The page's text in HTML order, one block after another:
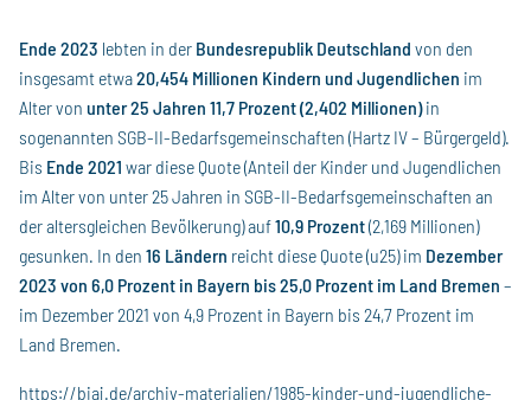
Ende 2023 lebten in der Bundesrepublik Deutschland von den
insgesamt etwa20,454 Millionen Kindern und Jugendlichen im
Alter von unter 25 Jahren 11,7 Prozent (2,402 Millionen)in
sogenannten SGB-II-Bedarfsgemein­schaften (Hartz IV – Bürgergeld).
Bis Ende 2021 war diese Quote (Anteil der Kinder und Jugendlichen
im Alter von unter 25 Jahren in SGB-II-Bedarfsgemeinschaften an
der altersgleichen Bevölkerung) auf10,9 Prozent(2,169 Millionen)
gesunken. In den 16 Ländern reicht diese Quote (u25) im Dezember
2023 von 6,0 Prozent in Bayern bis 25,0 Prozent im Land Bremen –
im Dezember 2021 von 4,9 Prozent in Bayern bis 24,7 Prozent im
Land Bremen.
https://biaj.de/archiv-materialien/1985-kinder-und-jugendliche-